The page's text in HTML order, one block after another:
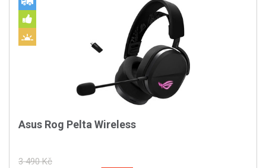
Asus Rog Pelta Wireless
3 490 Kč